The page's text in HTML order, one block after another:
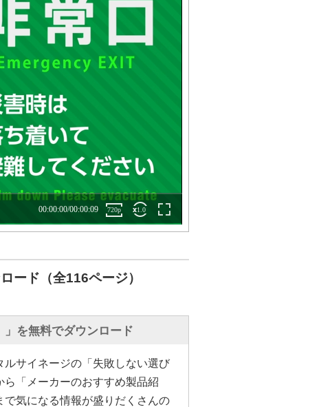
ード（全116ページ）
を無料でダウンロード
ルサイネージの「失敗しない選び
ら「メーカーのおすすめ製品紹
で気になる情報が盛りだくさんの